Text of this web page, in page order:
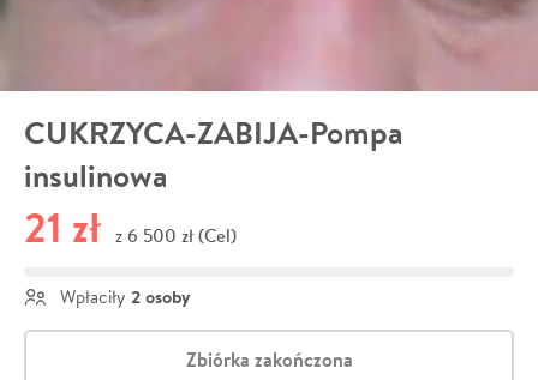
CUKRZYCA-ZABIJA-Pompa
insulinowa
21 zł z 6 500 zł (Cel)
Wpłaciły 2 osoby
Zbiórka zakończona